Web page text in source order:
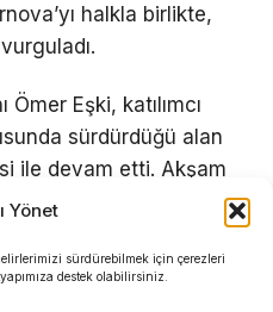
Yönet
sürdürebilmek için çerezleri
destek olabilirsiniz.
halkla birlikte,
Eşki, katılımcı
sürdürdüğü alan
ile devam etti. Akşam
Başkan Eşki,
sorunlarını ilk ağızdan